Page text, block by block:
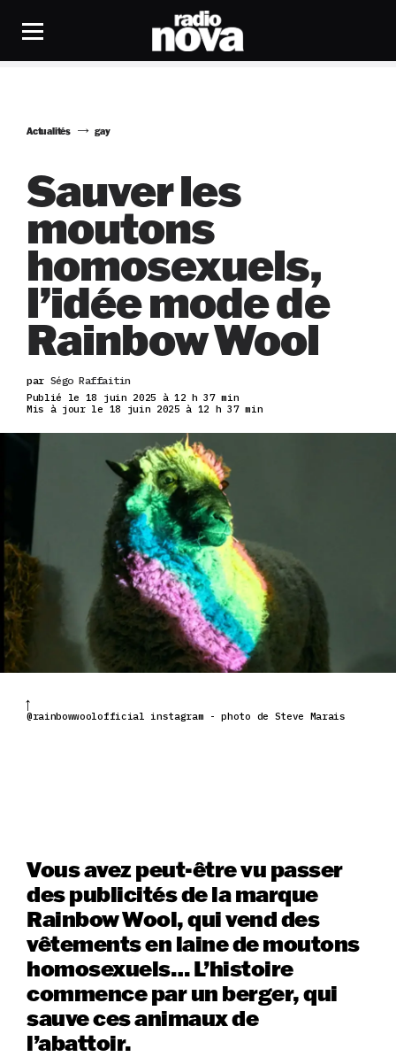
Actualités gay
Sauver les
moutons
homosexuels,
l’idée mode de
Rainbow Wool
par Ségo Raffaitin
Publié le 18 juin 2025 à 12 h 37 min
Mis à jour le 18 juin 2025 à 12 h 37 min
@rainbowwoolofficial instagram - photo de Steve Marais
Vous avez peut-être vu passer
des publicités de la marque
Rainbow Wool, qui vend des
vêtements en laine de moutons
homosexuels… L’histoire
commence par un berger, qui
sauve ces animaux de
l’abattoir.